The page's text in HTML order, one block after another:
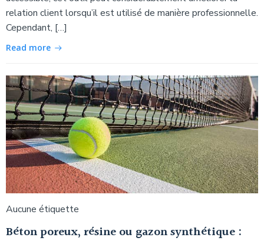
relation client lorsqu’il est utilisé de manière professionnelle.
Cependant, […]
Read more
Aucune étiquette
Béton poreux, résine ou gazon synthétique :